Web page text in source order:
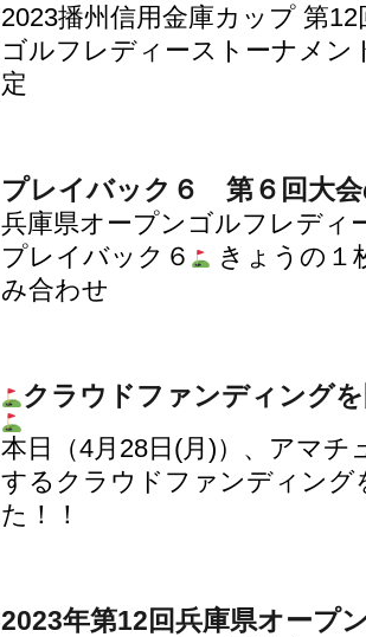
2023播州信用金庫カップ 第
ゴルフレディーストーナメン
定
プレイバック６ 第６回大
兵庫県オープンゴルフレディ
プレイバック６
きょうの１
み合わせ
クラウドファンディング
本日（4月28日(月)）、アマチ
するクラウドファンディング
た！！
2023年第12回兵庫県オープ